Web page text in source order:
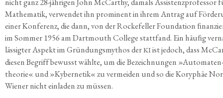
Mathe­ma­tik, ver­wen­det ihn pro­mi­nent in ihrem Antrag auf
einer Kon­fe­renz, die dann, von der Rocke­fel­ler Foun­da­ti­on
im Som­mer 1956 am Dart­mouth Col­lege statt­fand. Ein häuﬁg
läs­sig­ter Aspekt im Grün­dungs­my­thos derKIist jedoch, dass
die­sen Begriff bewusst wähl­te, um die Bezeich­nun­gen »Auto­ma­ten­
theo­rie« und »Kyber­ne­tik« zu ver­mei­den und so die Kory­phäe
Wie­ner nicht ein­la­den zu müssen.